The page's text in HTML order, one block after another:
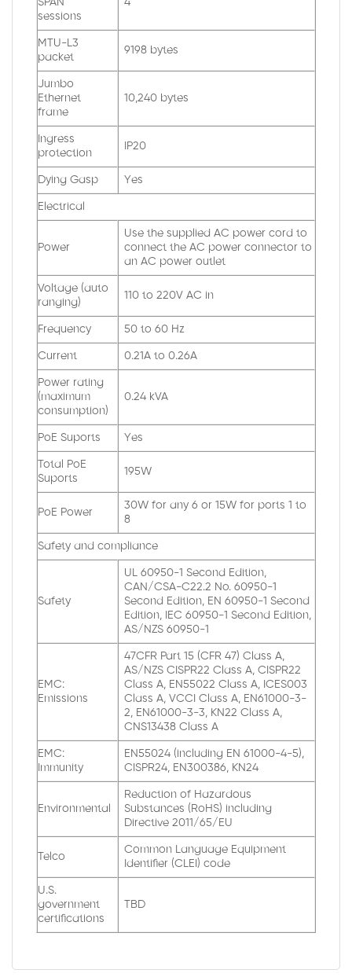
SPAN
sessions
4
MTU-L3
packet
9198 bytes
Jumbo
Ethernet
frame
10,240 bytes
Ingress
protection
IP20
Dying Gasp Yes
Electrical
Power
Use the supplied AC power cord to
connect the AC power connector to
an AC power outlet
Voltage (auto
ranging)
110 to 220V AC in
Frequency 50 to 60 Hz
Current 0.21A to 0.26A
Power rating
(maximum
consumption)
0.24 kVA
PoE Suports Yes
Total PoE
Suports
195W
PoE Power
30W for any 6 or 15W for ports 1 to
8
Safety and compliance
Safety
UL 60950-1 Second Edition,
CAN/CSA-C22.2 No. 60950-1
Second Edition, EN 60950-1 Second
Edition, IEC 60950-1 Second Edition,
AS/NZS 60950-1
EMC:
Emissions
47CFR Part 15 (CFR 47) Class A,
AS/NZS CISPR22 Class A, CISPR22
Class A, EN55022 Class A, ICES003
Class A, VCCI Class A, EN61000-3-
2, EN61000-3-3, KN22 Class A,
CNS13438 Class A
EMC:
Immunity
EN55024 (including EN 61000-4-5),
CISPR24, EN300386, KN24
Environmental
Reduction of Hazardous
Substances (RoHS) including
Directive 2011/65/EU
Telco
Common Language Equipment
Identifier (CLEI) code
U.S.
government
certifications
TBD